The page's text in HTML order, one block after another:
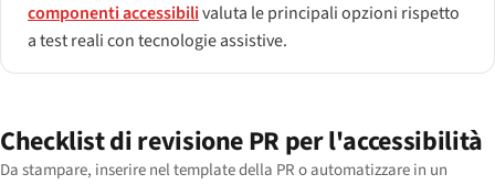
componenti accessibilivaluta le principali opzioni rispetto
a test reali con tecnologie assistive.
Checklist di revisione PR per l'accessibilità
Da stampare, inserire nel template della PR o automatizzare in un